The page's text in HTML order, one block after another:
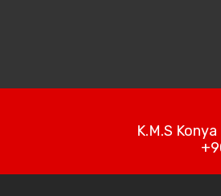
K.M.S